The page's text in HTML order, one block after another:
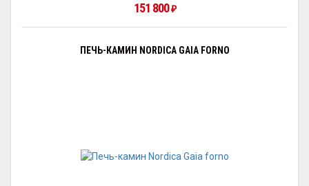
151 800₽
ПЕЧЬ-КАМИН NORDICA GAIA FORNO